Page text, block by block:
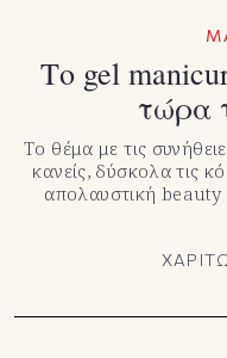
Το gel
τώρα
Το θέμα με τις
κανείς, δύσκολα τις
απολαυστική beauty